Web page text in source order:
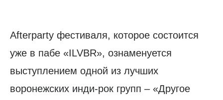
Afterparty фестиваля, которое состоится
уже в пабе «ILVBR», ознаменуется
выступлением одной из лучших
воронежских инди-рок групп – «Другое